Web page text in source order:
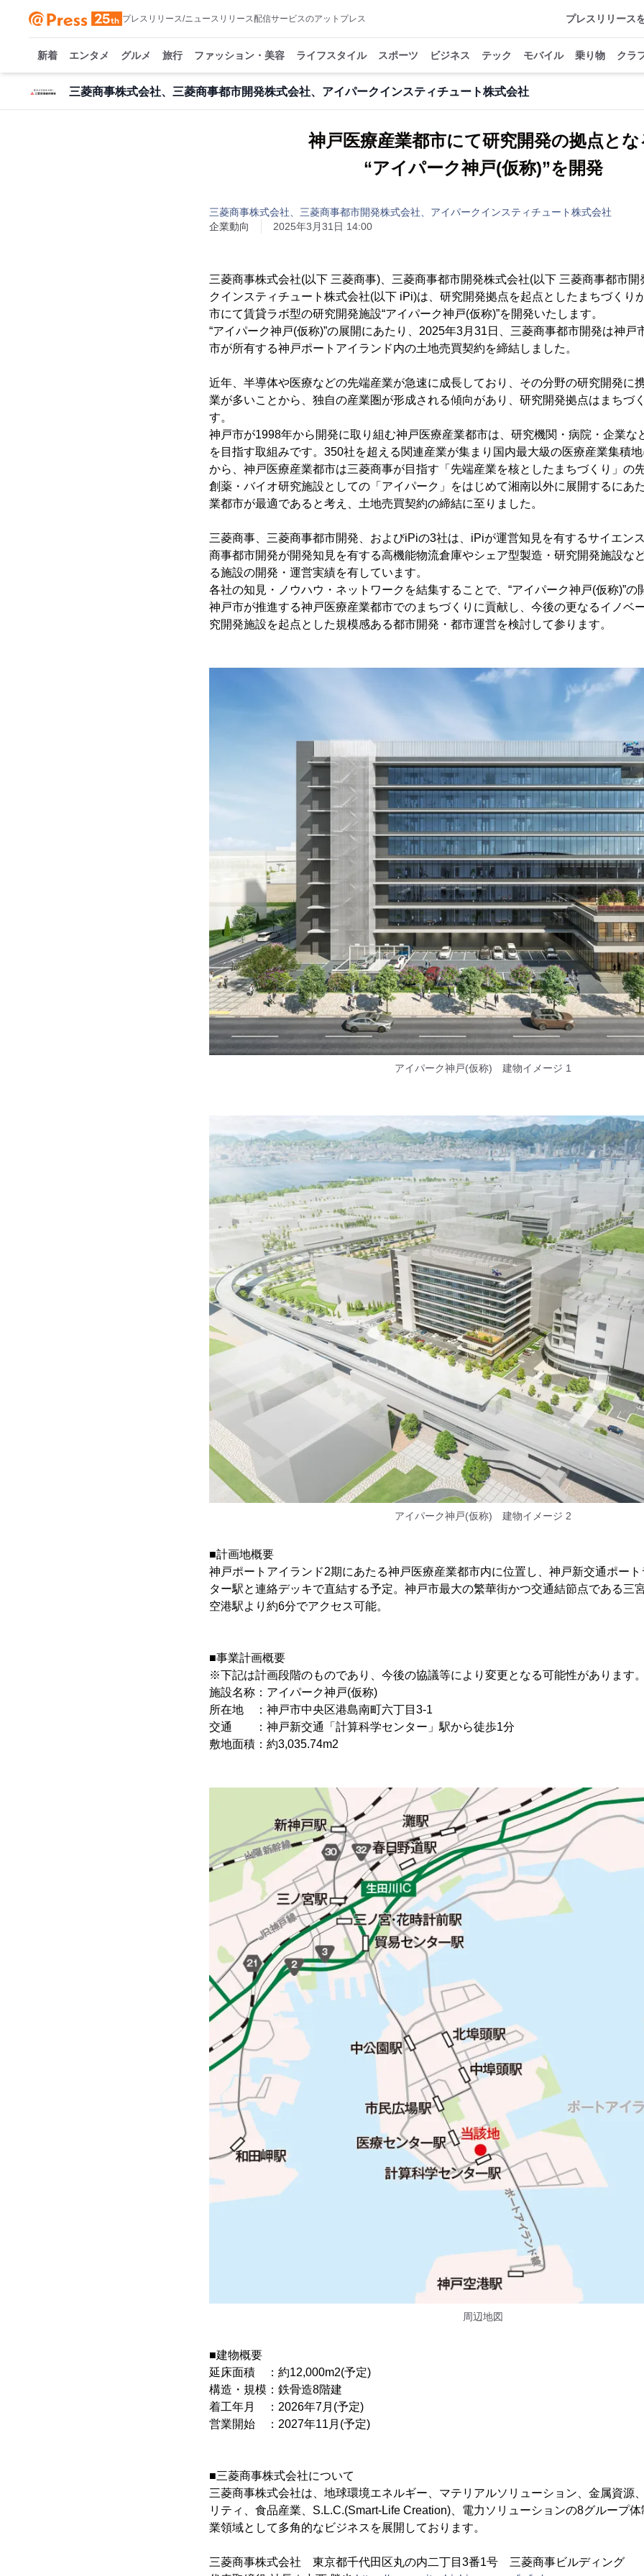
プレスリリース/ニュースリリース配信サービスのアットプレス プレスリリース
新着 エンタメ グルメ 旅行 ファッション・美容 ライフスタイル スポーツ ビジネス テック モバイル 乗り物 クラ
三菱商事株式会社、三菱商事都市開発株式会社、アイパークインスティチュート株式会社
神戸医療産業都市にて研究開発の拠点とな
“アイパーク神戸(仮称)”を開発
三菱商事株式会社、三菱商事都市開発株式会社、アイパークインスティチュート株式会社
企業動向
2025年3月31日 14:00
三菱商事株式会社(以下 三菱商事)、三菱商事都市開発株式会社(以下 三菱商事都市
クインスティチュート株式会社(以下 iPi)は、研究開発拠点を起点としたまちづくり
市にて賃貸ラボ型の研究開発施設“アイパーク神戸(仮称)”を開発いたします。
“アイパーク神戸(仮称)”の展開にあたり、2025年3月31日、三菱商事都市開発は神戸
市が所有する神戸ポートアイランド内の土地売買契約を締結しました。
近年、半導体や医療などの先端産業が急速に成長しており、その分野の研究開発に
業が多いことから、独自の産業圏が形成される傾向があり、研究開発拠点はまちづ
す。
神戸市が1998年から開発に取り組む神戸医療産業都市は、研究機関・病院・企業な
を目指す取組みです。350社を超える関連産業が集まり国内最大級の医療産業集積
から、神戸医療産業都市は三菱商事が目指す「先端産業を核としたまちづくり」の
創薬・バイオ研究施設としての「アイパーク」をはじめて湘南以外に展開するにあ
業都市が最適であると考え、土地売買契約の締結に至りました。
三菱商事、三菱商事都市開発、およびiPiの3社は、iPiが運営知見を有するサイエン
商事都市開発が開発知見を有する高機能物流倉庫やシェア型製造・研究開発施設な
る施設の開発・運営実績を有しています。
各社の知見・ノウハウ・ネットワークを結集することで、“アイパーク神戸(仮称)”の
神戸市が推進する神戸医療産業都市でのまちづくりに貢献し、今後の更なるイノベ
究開発施設を起点とした規模感ある都市開発・都市運営を検討して参ります。
アイパーク神戸(仮称) 建物イメージ 1
アイパーク神戸(仮称) 建物イメージ 2
■計画地概要
神戸ポートアイランド2期にあたる神戸医療産業都市内に位置し、神戸新交通ポー
ター駅と連絡デッキで直結する予定。神戸市最大の繁華街かつ交通結節点である三
空港駅より約6分でアクセス可能。
■事業計画概要
※下記は計画段階のものであり、今後の協議等により変更となる可能性があります
施設名称：アイパーク神戸(仮称)
所在地 ：神戸市中央区港島南町六丁目3-1
交通 ：神戸新交通「計算科学センター」駅から徒歩1分
敷地面積：約3,035.74m2
周辺地図
■建物概要
延床面積 ：約12,000m2(予定)
構造・規模：鉄骨造8階建
着工年月 ：2026年7月(予定)
営業開始 ：2027年11月(予定)
■三菱商事株式会社について
三菱商事株式会社は、地球環境エネルギー、マテリアルソリューション、金属資源
リティ、食品産業、S.L.C.(Smart-Life Creation)、電力ソリューションの8グループ
業領域として多角的なビジネスを展開しております。
三菱商事株式会社 東京都千代田区丸の内二丁目3番1号 三菱商事ビルディング